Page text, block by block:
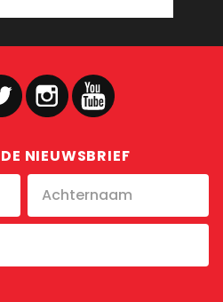
NIEUWSBRIEF